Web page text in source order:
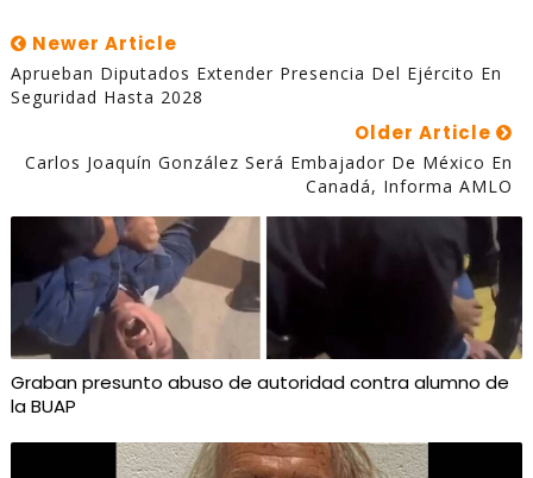
Newer Article
Aprueban Diputados Extender Presencia Del Ejército En
Seguridad Hasta 2028
Older Article
Carlos Joaquín González Será Embajador De México En
Canadá, Informa AMLO
Graban presunto abuso de autoridad contra alumno de
la BUAP